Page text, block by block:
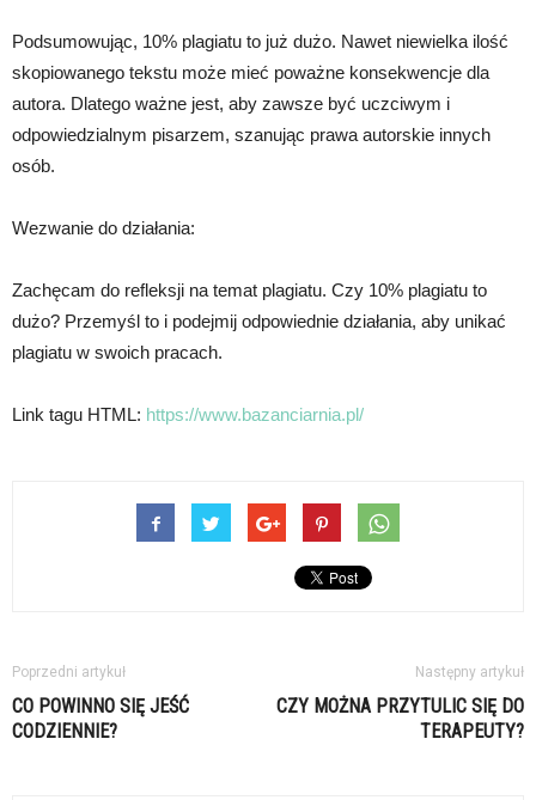
Podsumowując, 10% plagiatu to już dużo. Nawet niewielka ilość
skopiowanego tekstu może mieć poważne konsekwencje dla
autora. Dlatego ważne jest, aby zawsze być uczciwym i
odpowiedzialnym pisarzem, szanując prawa autorskie innych
osób.
Wezwanie do działania:
Zachęcam do refleksji na temat plagiatu. Czy 10% plagiatu to
dużo? Przemyśl to i podejmij odpowiednie działania, aby unikać
plagiatu w swoich pracach.
Link tagu HTML: https://www.bazanciarnia.pl/
Poprzedni artykuł
CO POWINNO SIĘ JEŚĆ
CODZIENNIE?
Następny artykuł
CZY MOŻNA PRZYTULIC SIĘ DO
TERAPEUTY?